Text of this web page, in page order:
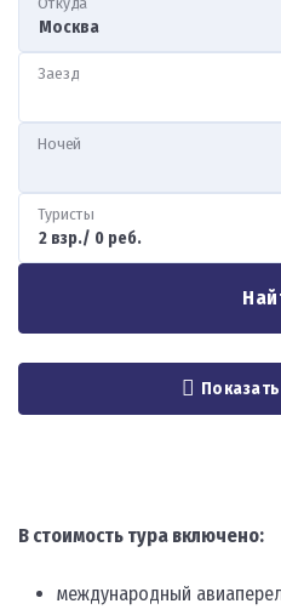
Заезд
Ночей
Туристы
В стоимость тура включено:
международный